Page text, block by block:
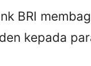
BRI
kepada